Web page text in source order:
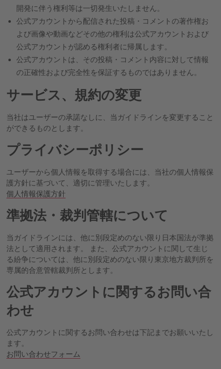
開発に伴う権利等は一切発生いたしません。
公式アカウントから配信された投稿・コメントの著作権お
よび画像や動画などその他の権利は公式アカウントおよび
公式アカウントが認める権利者に帰属します。
公式アカウントは、その投稿・コメント内容に対して情報
の正確性および完全性を保証するものではありません。
サービス、規約の変更
当社はユーザーの承諾なしに、当ガイドラインを変更すること
ができるものとします。
プライバシーポリシー
ユーザーから個人情報を取得する場合には、当社の個人情報保
護方針に基づいて、適切に管理いたします。
個人情報保護方針
準拠法・裁判管轄について
当ガイドラインには、他に別段定めのない限り日本国法が準拠
法として適用されます。 また、公式アカウントに関して生じ
る紛争については、他に別段定めのない限り東京地方裁判所を
専属的合意管轄裁判所とします。
公式アカウントに関するお問い合
わせ
公式アカウントに関するお問い合わせは下記までお願いいたし
ます。
お問い合わせフォーム